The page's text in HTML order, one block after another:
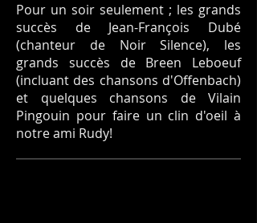
Pour un soir seulement ; les grands
succès de Jean-François Dubé
(chanteur de Noir Silence), les
grands succès de Breen Leboeuf
(incluant des chansons d'Offenbach)
et quelques chansons de Vilain
Pingouin pour faire un clin d'oeil à
notre ami Rudy!